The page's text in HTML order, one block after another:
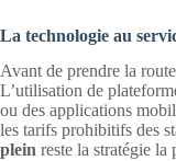
La technologie au
Avant de prendre la
L’utilisation de
ou des applications
les tarifs prohibitifs des
plein reste la stratégie la